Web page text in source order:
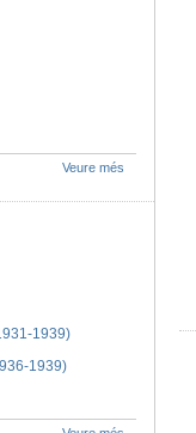
Veure més
1939)
1939)